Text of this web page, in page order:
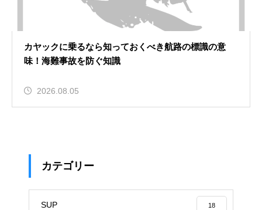
カヤックに乗るなら知っておくべき航路の標識の意
味！海難事故を防ぐ知識
2026.08.05
カテゴリー
SUP 18